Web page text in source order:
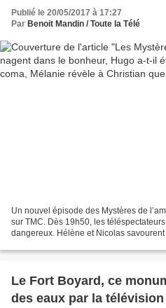
Publié le 20/05/2017 à 17:27
Par Benoit Mandin / Toute la Télé
Un nouvel épisode des Mystères de
sur TMC. Dès 19h50, les
dangereux. Hélène et Nicolas
Le Fort Boyard, ce
des eaux par la télévision